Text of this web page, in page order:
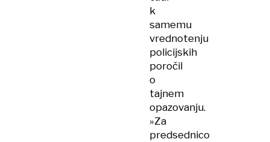
k
samemu
vrednotenju
policijskih
poročil
o
tajnem
opazovanju.
»Za
predsednico